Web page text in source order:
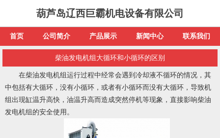
葫芦岛辽西巨霸机电设备有限公司
首页 公司简介 产品展示 新闻中心 联系我们
柴油发电机组大循环和小循环的区别
在柴油发电机组运行过程中经常会遇到冷却液不循环的情况，其
中包括有大循环，没有小循环，或者有小循环而没有大循环，导致机
组出现缸温升高快，油温升高而造成突然停机等现象，直接影响柴油
发电机组的安全使用。